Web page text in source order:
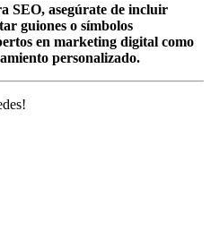
SEO, asegúrate de incluir
guiones o símbolos
en marketing digital como
personalizado.